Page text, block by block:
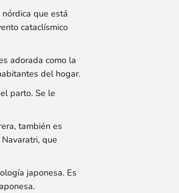
que está
cataclísmico
adorada como la
del hogar.
parto. Se le
también es
que
japonesa. Es